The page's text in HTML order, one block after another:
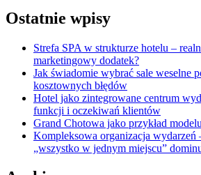
Ostatnie wpisy
Strefa SPA w strukturze hotelu –
marketingowy dodatek?
Jak świadomie wybrać sale weselne
kosztownych błędów
Hotel jako zintegrowane centrum
funkcji i oczekiwań klientów
Grand Chotowa jako przykład
Kompleksowa organizacja wydarzeń
„wszystko w jednym miejscu”